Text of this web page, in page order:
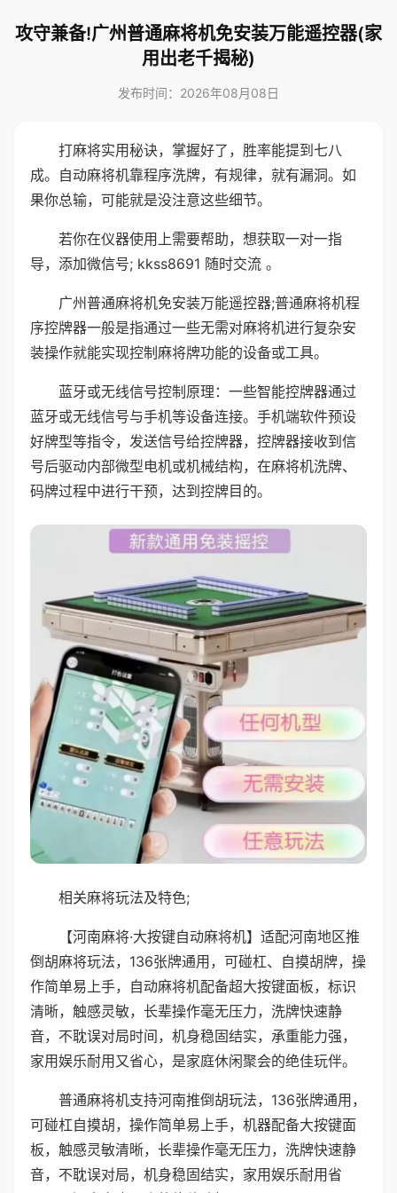
攻守兼备!广州普通麻将机免安装万能遥控器(家
用出老千揭秘)
发布时间：2026年08月08日
打麻将实用秘诀，掌握好了，胜率能提到七八
成。自动麻将机靠程序洗牌，有规律，就有漏洞。如
果你总输，可能就是没注意这些细节。
若你在仪器使用上需要帮助，想获取一对一指
导，添加微信号; kkss8691 随时交流 。
广州普通麻将机免安装万能遥控器;普通麻将机程
序控牌器一般是指通过一些无需对麻将机进行复杂安
装操作就能实现控制麻将牌功能的设备或工具。
蓝牙或无线信号控制原理：一些智能控牌器通过
蓝牙或无线信号与手机等设备连接。手机端软件预设
好牌型等指令，发送信号给控牌器，控牌器接收到信
号后驱动内部微型电机或机械结构，在麻将机洗牌、
码牌过程中进行干预，达到控牌目的。
相关麻将玩法及特色;
【河南麻将·大按键自动麻将机】适配河南地区推
倒胡麻将玩法，136张牌通用，可碰杠、自摸胡牌，操
作简单易上手，自动麻将机配备超大按键面板，标识
清晰，触感灵敏，长辈操作毫无压力，洗牌快速静
音，不耽误对局时间，机身稳固结实，承重能力强，
家用娱乐耐用又省心，是家庭休闲聚会的绝佳玩伴。
普通麻将机支持河南推倒胡玩法，136张牌通用，
可碰杠自摸胡，操作简单易上手，机器配备大按键面
板，触感灵敏清晰，长辈操作毫无压力，洗牌快速静
音，不耽误对局，机身稳固结实，家用娱乐耐用省